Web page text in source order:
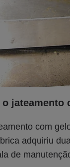
jateamento
com
adquiriu
de